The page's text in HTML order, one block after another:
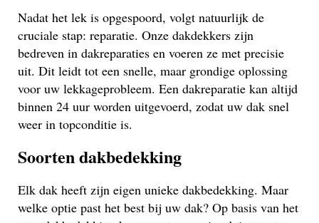
Nadat het lek is opgespoord, volgt natuurlijk de
cruciale stap: reparatie. Onze dakdekkers zijn
bedreven in dakreparaties en voeren ze met precisie
uit. Dit leidt tot een snelle, maar grondige oplossing
voor uw lekkageprobleem. Een dakreparatie kan altijd
binnen 24 uur worden uitgevoerd, zodat uw dak snel
weer in topconditie is.
Soorten dakbedekking
Elk dak heeft zijn eigen unieke dakbedekking. Maar
welke optie past het best bij uw dak? Op basis van het